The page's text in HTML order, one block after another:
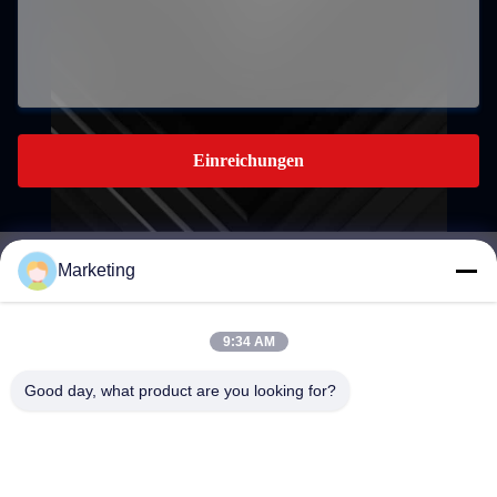
Einreichungen
marketing@hwashi.com
Marketing
9:34 AM
Good day, what product are you looking for?